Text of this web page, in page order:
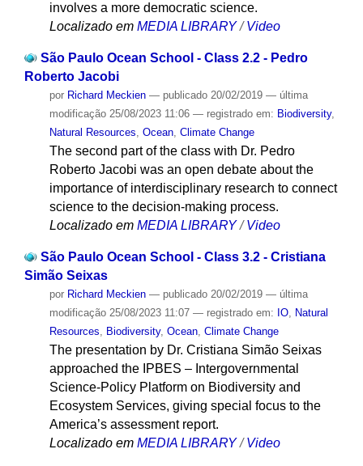
involves a more democratic science.
Localizado em MEDIA LIBRARY / Video
São Paulo Ocean School - Class 2.2 - Pedro
Roberto Jacobi
por Richard Meckien — publicado20/02/2019 — última
modificação25/08/2023 11:06 — registrado em: Biodiversity,
Natural Resources, Ocean, Climate Change
The second part of the class with Dr. Pedro
Roberto Jacobi was an open debate about the
importance of interdisciplinary research to connect
science to the decision-making process.
Localizado em MEDIA LIBRARY /Video
São Paulo Ocean School - Class 3.2 - Cristiana
Simão Seixas
por Richard Meckien — publicado20/02/2019 — última
modificação25/08/2023 11:07 — registrado em: IO,
Natural
Resources
Biodiversity, Ocean, Climate Change
The presentation by Dr. Cristiana Simão Seixas
approached the IPBES – Intergovernmental
Science-Policy Platform on Biodiversity and
Ecosystem Services, giving special focus to the
America’s assessment report.
Localizado em MEDIA LIBRARY /Video